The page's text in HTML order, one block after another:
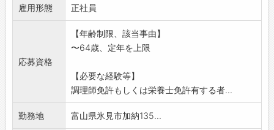
【変更の範囲:なし】
雇用形態 正社員
応募資格
【年齢制限、該当事由】
〜64歳、定年を上限
【必要な経験等】
調理師免許もしくは栄養士免許有する者...
勤務地 富山県氷見市加納135...